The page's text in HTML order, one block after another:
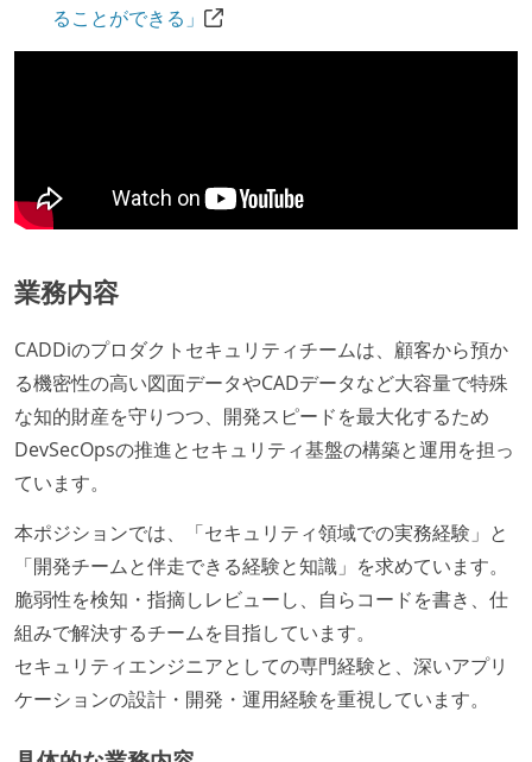
ることができる」
業務内容
CADDiのプロダクトセキュリティチームは、顧客から預か
る機密性の高い図面データやCADデータなど大容量で特殊
な知的財産を守りつつ、開発スピードを最大化するため
DevSecOpsの推進とセキュリティ基盤の構築と運用を担っ
ています。
本ポジションでは、「セキュリティ領域での実務経験」と
「開発チームと伴走できる経験と知識」を求めています。
脆弱性を検知・指摘しレビューし、自らコードを書き、仕
組みで解決するチームを目指しています。
セキュリティエンジニアとしての専門経験と、深いアプリ
ケーションの設計・開発・運用経験を重視しています。